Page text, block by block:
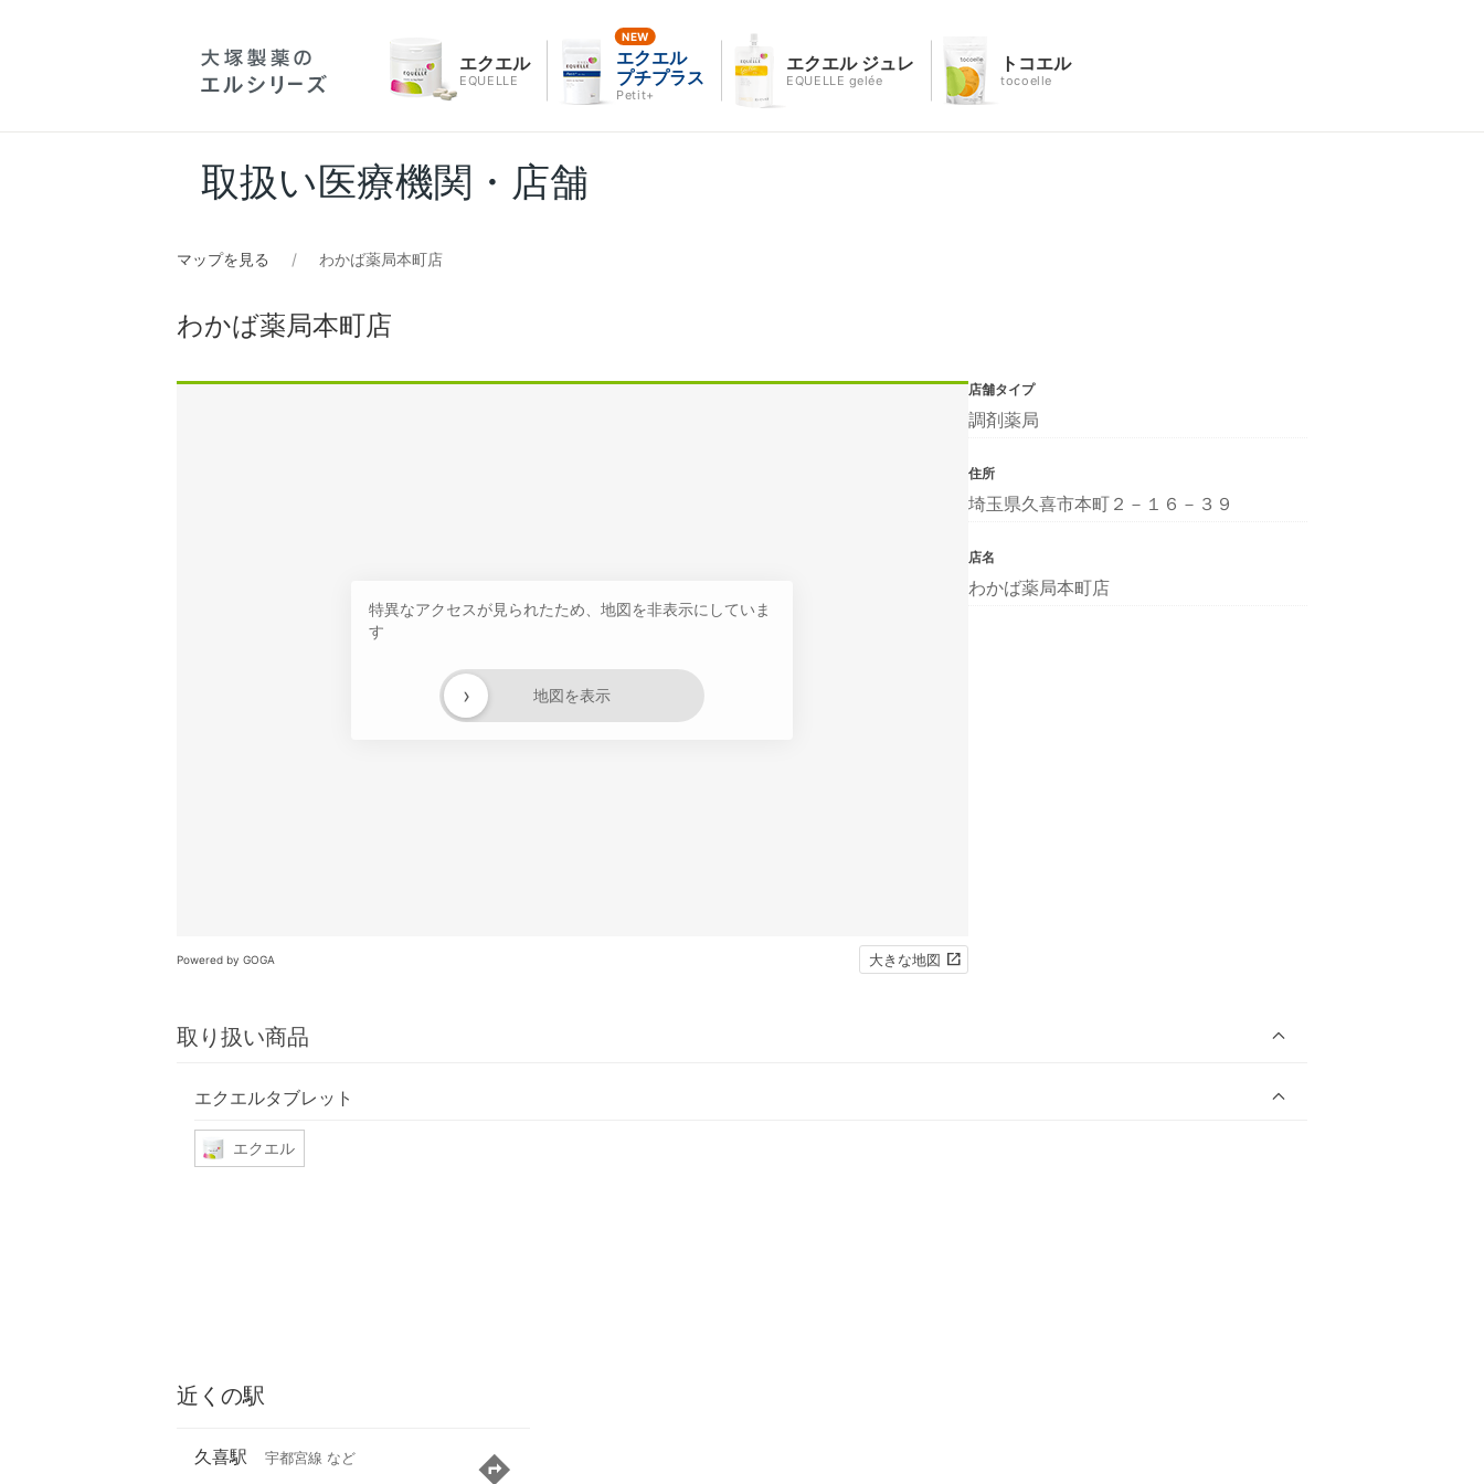
エクエル
EQUELLE
エクエル
プチプラス
Petit+
エクエル ジュレ
EQUELLE gelée
トコエル
tocoelle
取扱い医療機関・店舗
マップを見る わかば薬局本町店
わかば薬局本町店
特異なアクセスが見られたため、地図を非表示にしていま
す
地図を表示
›
Powered by GOGA 大きな地図
取り扱い商品
エクエルタブレット
エクエル
店舗タイプ
調剤薬局
住所
埼玉県久喜市本町２－１６－３９
店名
わかば薬局本町店
近くの駅
久喜駅 宇都宮線 など